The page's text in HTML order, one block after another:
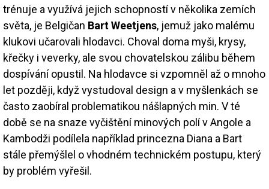
trénuje a využívá jejich schopností v několika zemích
světa, je Belgičan Bart Weetjens, jemuž jako malému
klukovi učarovali hlodavci. Choval doma myši, krysy,
křečky i veverky, ale svou chovatelskou zálibu během
dospívání opustil. Na hlodavce si vzpomněl až o mnoho
let později, když vystudoval design a v myšlenkách se
často zaobíral problematikou nášlapných min. V té
době se na snaze vyčištění minových polí v Angole a
Kambodži podílela například princezna Diana a Bart
stále přemýšlel o vhodném technickém postupu, který
by problém vyřešil.